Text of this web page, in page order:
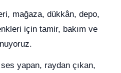
mağaza, dükkân, depo,
için tamir, bakım ve
yapan, raydan çıkan,